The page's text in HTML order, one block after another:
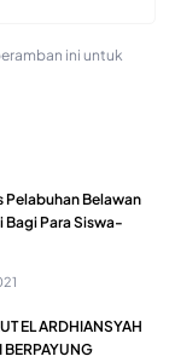
ini untuk
Pelabuhan Belawan
Bagi Para Siswa-
EL ARDHIANSYAH
BERPAYUNG